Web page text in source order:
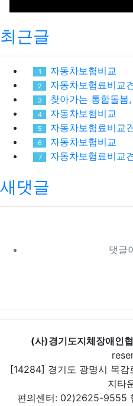
최근글
1
자동차보험비교
2
자동차보험료비교
3
찾아가는 통합돌봄, 네 번째 발걸음!
4
자동차보험비교
5
자동차보험료비교
6
자동차보험비교
7 자동차보험료비교
새댓글
댓글
(사)경기도지체장애인
[14284] 경기도 광명시 목
지타
편의센터: 02)2625-9555